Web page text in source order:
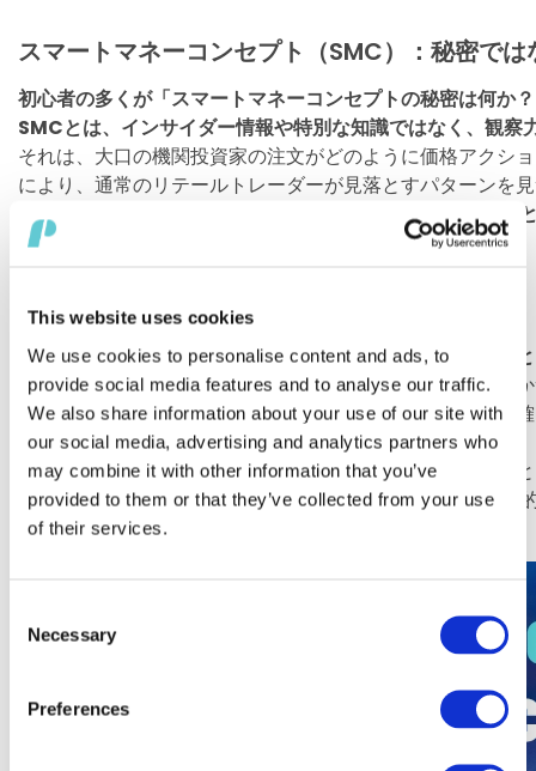
This website uses cookies
We use cookies to personalise content and ads, to
provide social media features and to analyse our traffic.
We also share information about your use of our site with
our social media, advertising and analytics partners who
may combine it with other information that you’ve
provided to them or that they’ve collected from your use
of their services.
Selection
Necessary
Preferences
スマートマネーコンセプト（SMC）：秘密では
初心者の多くが「スマートマネーコンセプトの秘密は何か
SMCとは、インサイダー情報や特別な知識ではなく、観
それは、大口の機関投資家の注文がどのように価格アクシ
により、通常のリテールトレーダーが見落とすパターンを
ます。 本質的には、市場行動を機関の視点から読み解く
基づいた判断が可能になります。
SMCの哲学がもたらす戦略的優位性
スマートマネーコンセプトの中核的な考え方を理解するこ
それは、受動的なトレーディングアプローチから、積極
「足跡」を解読することで、トレーダーは自身の戦略に
ズだらけのチャートパターンから脱却することができま
る場所、つまり大きな値動きが始まる場所に自分を置く
トレーダーが陥りやすい罠を避ける助けとなります。 最
率で機能する戦略を構築するために不可欠なのです。